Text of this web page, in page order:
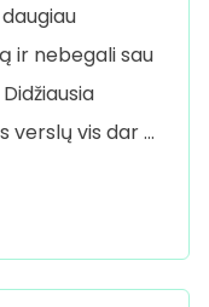
ir nebegali sau
verslų vis dar …